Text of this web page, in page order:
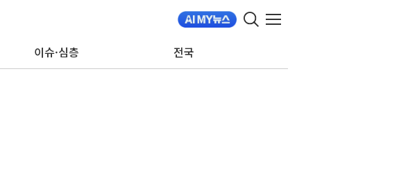
이슈·심층 전국